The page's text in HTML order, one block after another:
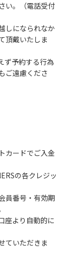
管理棟にて手
方は、翌朝
場にとめてく
使用の場合は
行っていない
ってくださ
てください。
、キャンプフ
置
雨が降ると短
状態になりや
数件起きてい
い。（電話受付
しになられなか
頂戴いたしま
ず予約する行為
ご遠慮くださ
カードでご入金
の各クレジッ
員番号・有効期
座より自動的に
ていただきま